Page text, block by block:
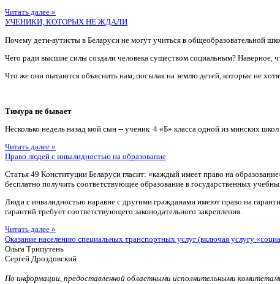
Читать далее »
УЧЕНИКИ, КОТОРЫХ НЕ ЖДАЛИ
Почему дети-аутисты в Беларуси не могут учиться в общеобразовательной
Чего ради высшие силы создали человека существом социальным?
Что же они пытаются объяснить нам, посылая на землю детей, которые не
Тимура не бывает
Несколько недель назад мой сын -- ученик 4 «Б» класса одной из минских
Читать далее »
Право людей с инвалидностью на образование
Статья 49 Конституции Беларуси гласит: «каждый имеет право на
бесплатно получить соответствующее образование в государственных
Люди с инвалидностью наравне с другими гражданами имеют право на
гарантий требует соответствующего законодательного закрепления.
Читать далее »
Оказание населению специальных транспортных услуг (включая услугу
Ольга Трипутень
Сергей Дроздовский
По информации, предоставленной областными исполнительными